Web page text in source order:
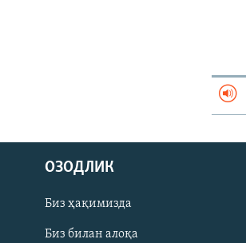
На русском
ИЖТИМОИЙ ТАРМОҚЛАР
ОЗОДЛИК
Биз ҳақимизда
Биз билан алоқа